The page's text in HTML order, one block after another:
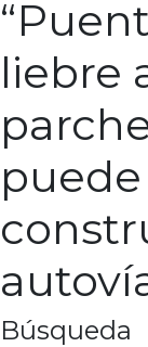
liebre
Búsqueda